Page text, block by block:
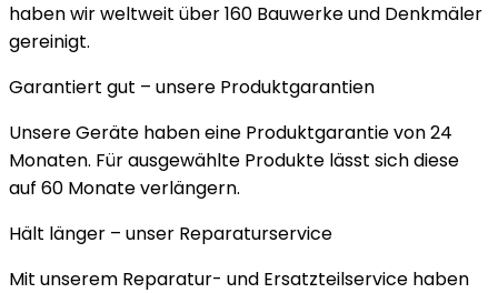
haben wir weltweit über 160 Bauwerke und Denkmäler
gereinigt.
Garantiert gut – unsere Produktgarantien
Unsere Geräte haben eine Produktgarantie von 24
Monaten. Für ausgewählte Produkte lässt sich diese
auf 60 Monate verlängern.
Hält länger – unser Reparaturservice
Mit unserem Reparatur- und Ersatzteilservice haben